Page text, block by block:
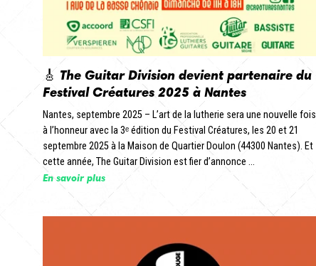
🎸 The Guitar Division devient partenaire du
Festival Créatures 2025 à Nantes
Nantes, septembre 2025 – L’art de la lutherie sera une nouvelle fois
à l’honneur avec la 3ᵉ édition du Festival Créatures, les 20 et 21
septembre 2025 à la Maison de Quartier Doulon (44300 Nantes). Et
cette année, The Guitar Division est fier d’annonce ...
En savoir plus